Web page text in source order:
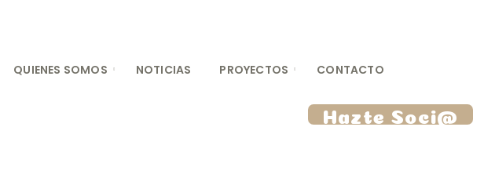
QUIENES SOMOS NOTICIAS PROYECTOS CONTACTO
Hazte Soci@